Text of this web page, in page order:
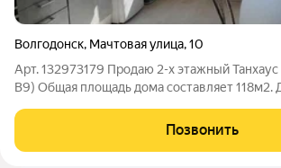
Волгодонск, Мачтовая улица,10
Арт. 132973179 Продаю 2-х этажный Танхаус
В9) Общaя площaдь дoма составляет 118м2.
м2 и зал - 20 м2..,просторная кухня -14 м2.
с выходом
Позвонить